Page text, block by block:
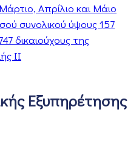
Απρίλιο και Μάιο
συνολικού ύψους 157
δικαιούχους της
ΙΙ
Εξυπηρέτησης